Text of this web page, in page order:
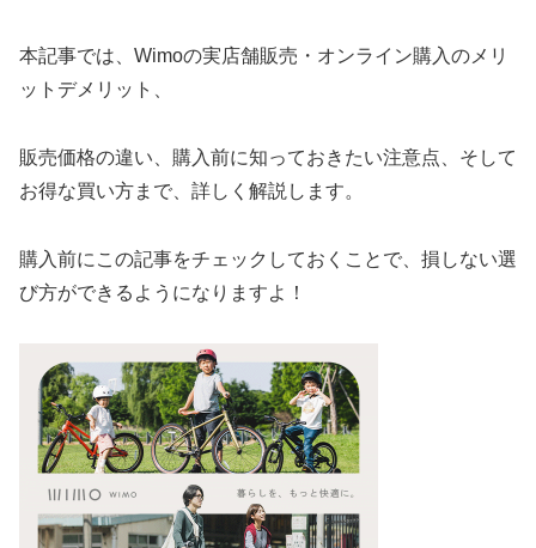
本記事では、Wimoの実店舗販売・オンライン購入のメリ
ットデメリット、
販売価格の違い、購入前に知っておきたい注意点、そして
お得な買い方まで、詳しく解説します。
購入前にこの記事をチェックしておくことで、損しない選
び方ができるようになりますよ！